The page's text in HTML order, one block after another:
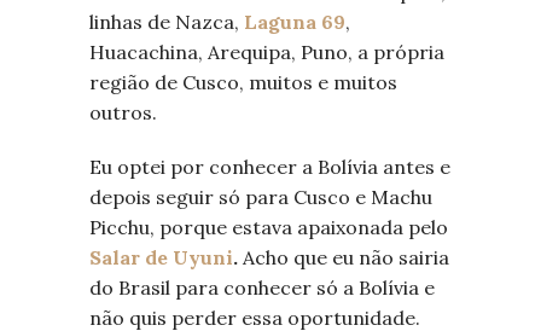
linhas de Nazca, Laguna 69,
Huacachina, Arequipa, Puno, a própria
região de Cusco, muitos e muitos
outros.
Eu optei por conhecer a Bolívia antes e
depois seguir só para Cusco e Machu
Picchu, porque estava apaixonada pelo
Salar de Uyuni. Acho que eu não sairia
do Brasil para conhecer só a Bolívia e
não quis perder essa oportunidade.